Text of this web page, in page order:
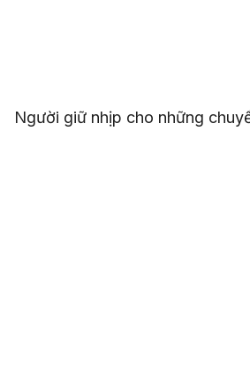
Người giữ nhịp cho những